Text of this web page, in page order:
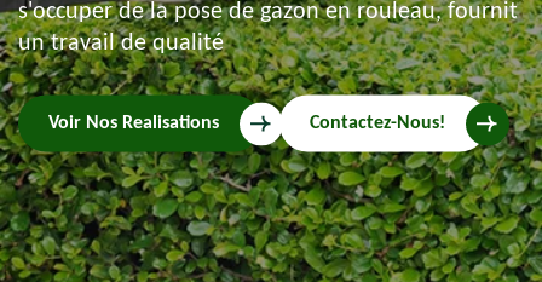
s'occuper de la pose de gazon en rouleau, fournit
un travail de qualité
Voir Nos Realisations Contactez-Nous!